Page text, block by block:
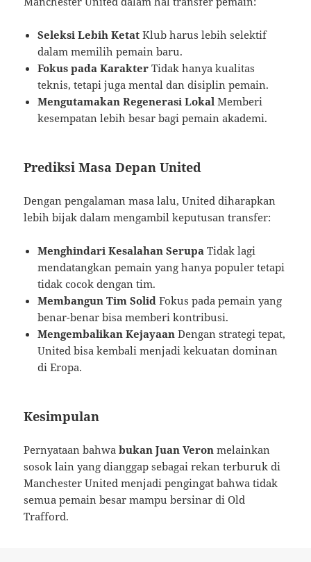
Seleksi Lebih Ketat Klub harus lebih selektif
dalam memilih pemain baru.
Fokus pada Karakter Tidak hanya kualitas
teknis, tetapi juga mental dan disiplin pemain.
Mengutamakan Regenerasi Lokal Memberi
kesempatan lebih besar bagi pemain akademi.
Prediksi Masa Depan United
Dengan pengalaman masa lalu, United diharapkan
lebih bijak dalam mengambil keputusan transfer:
Menghindari Kesalahan Serupa Tidak lagi
mendatangkan pemain yang hanya populer tetapi
tidak cocok dengan tim.
Membangun Tim Solid Fokus pada pemain yang
benar-benar bisa memberi kontribusi.
Mengembalikan Kejayaan Dengan strategi tepat,
United bisa kembali menjadi kekuatan dominan
di Eropa.
Kesimpulan
Pernyataan bahwabukan Juan Veron melainkan
sosok lain yang dianggap sebagai rekan terburuk di
Manchester United menjadi pengingat bahwa tidak
semua pemain besar mampu bersinar di Old
Trafford.